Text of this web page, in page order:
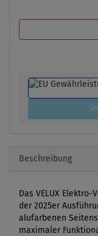
Beschreibung
Das VELUX
der 2025er
alufarbenen
maximaler